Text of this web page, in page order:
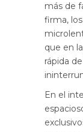
más de
firma,
que en
rápida
En el